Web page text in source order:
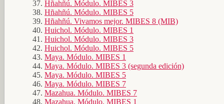
Hñahñú. Módulo. MIBES 3
Hñahñú. Módulo. MIBES 5
Hñahñú. Vivamos mejor. MIBES 8 (MIB)
Huichol. Módulo. MIBES 1
Huichol. Módulo. MIBES 3
Huichol. Módulo. MIBES 5
Maya. Módulo. MIBES 1
Maya. Módulo. MIBES 3 (segunda edición)
Maya. Módulo. MIBES 5
Maya. Módulo. MIBES 7
Mazahua. Módulo. MIBES 7
Mazahua. Módulo. MIBES 1